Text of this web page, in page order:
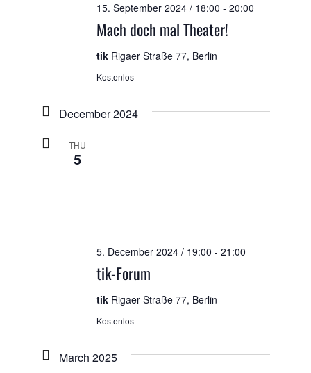
Mach doch mal Theater!
15. September 2024 / 18:00 - 20:00
tik Rigaer Straße 77, Berlin
Kostenlos
December 2024
THU
5
tik-Forum
5. December 2024 / 19:00 - 21:00
tik Rigaer Straße 77, Berlin
Kostenlos
March 2025